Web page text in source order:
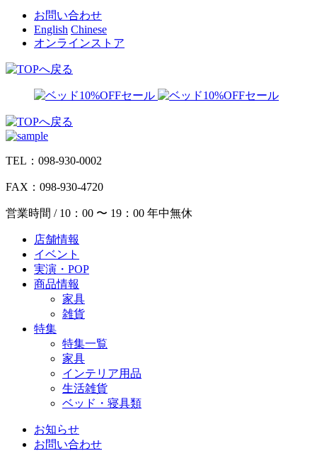
お問い合わせ
English Chinese
オンラインストア
TEL：098-930-0002
FAX：098-930-4720
営業時間 / 10：00 〜 19：00 年中無休
店舗情報
イベント
実演・POP
商品情報
家具
雑貨
特集
特集一覧
家具
インテリア用品
生活雑貨
ベッド・寝具類
お知らせ
お問い合わせ